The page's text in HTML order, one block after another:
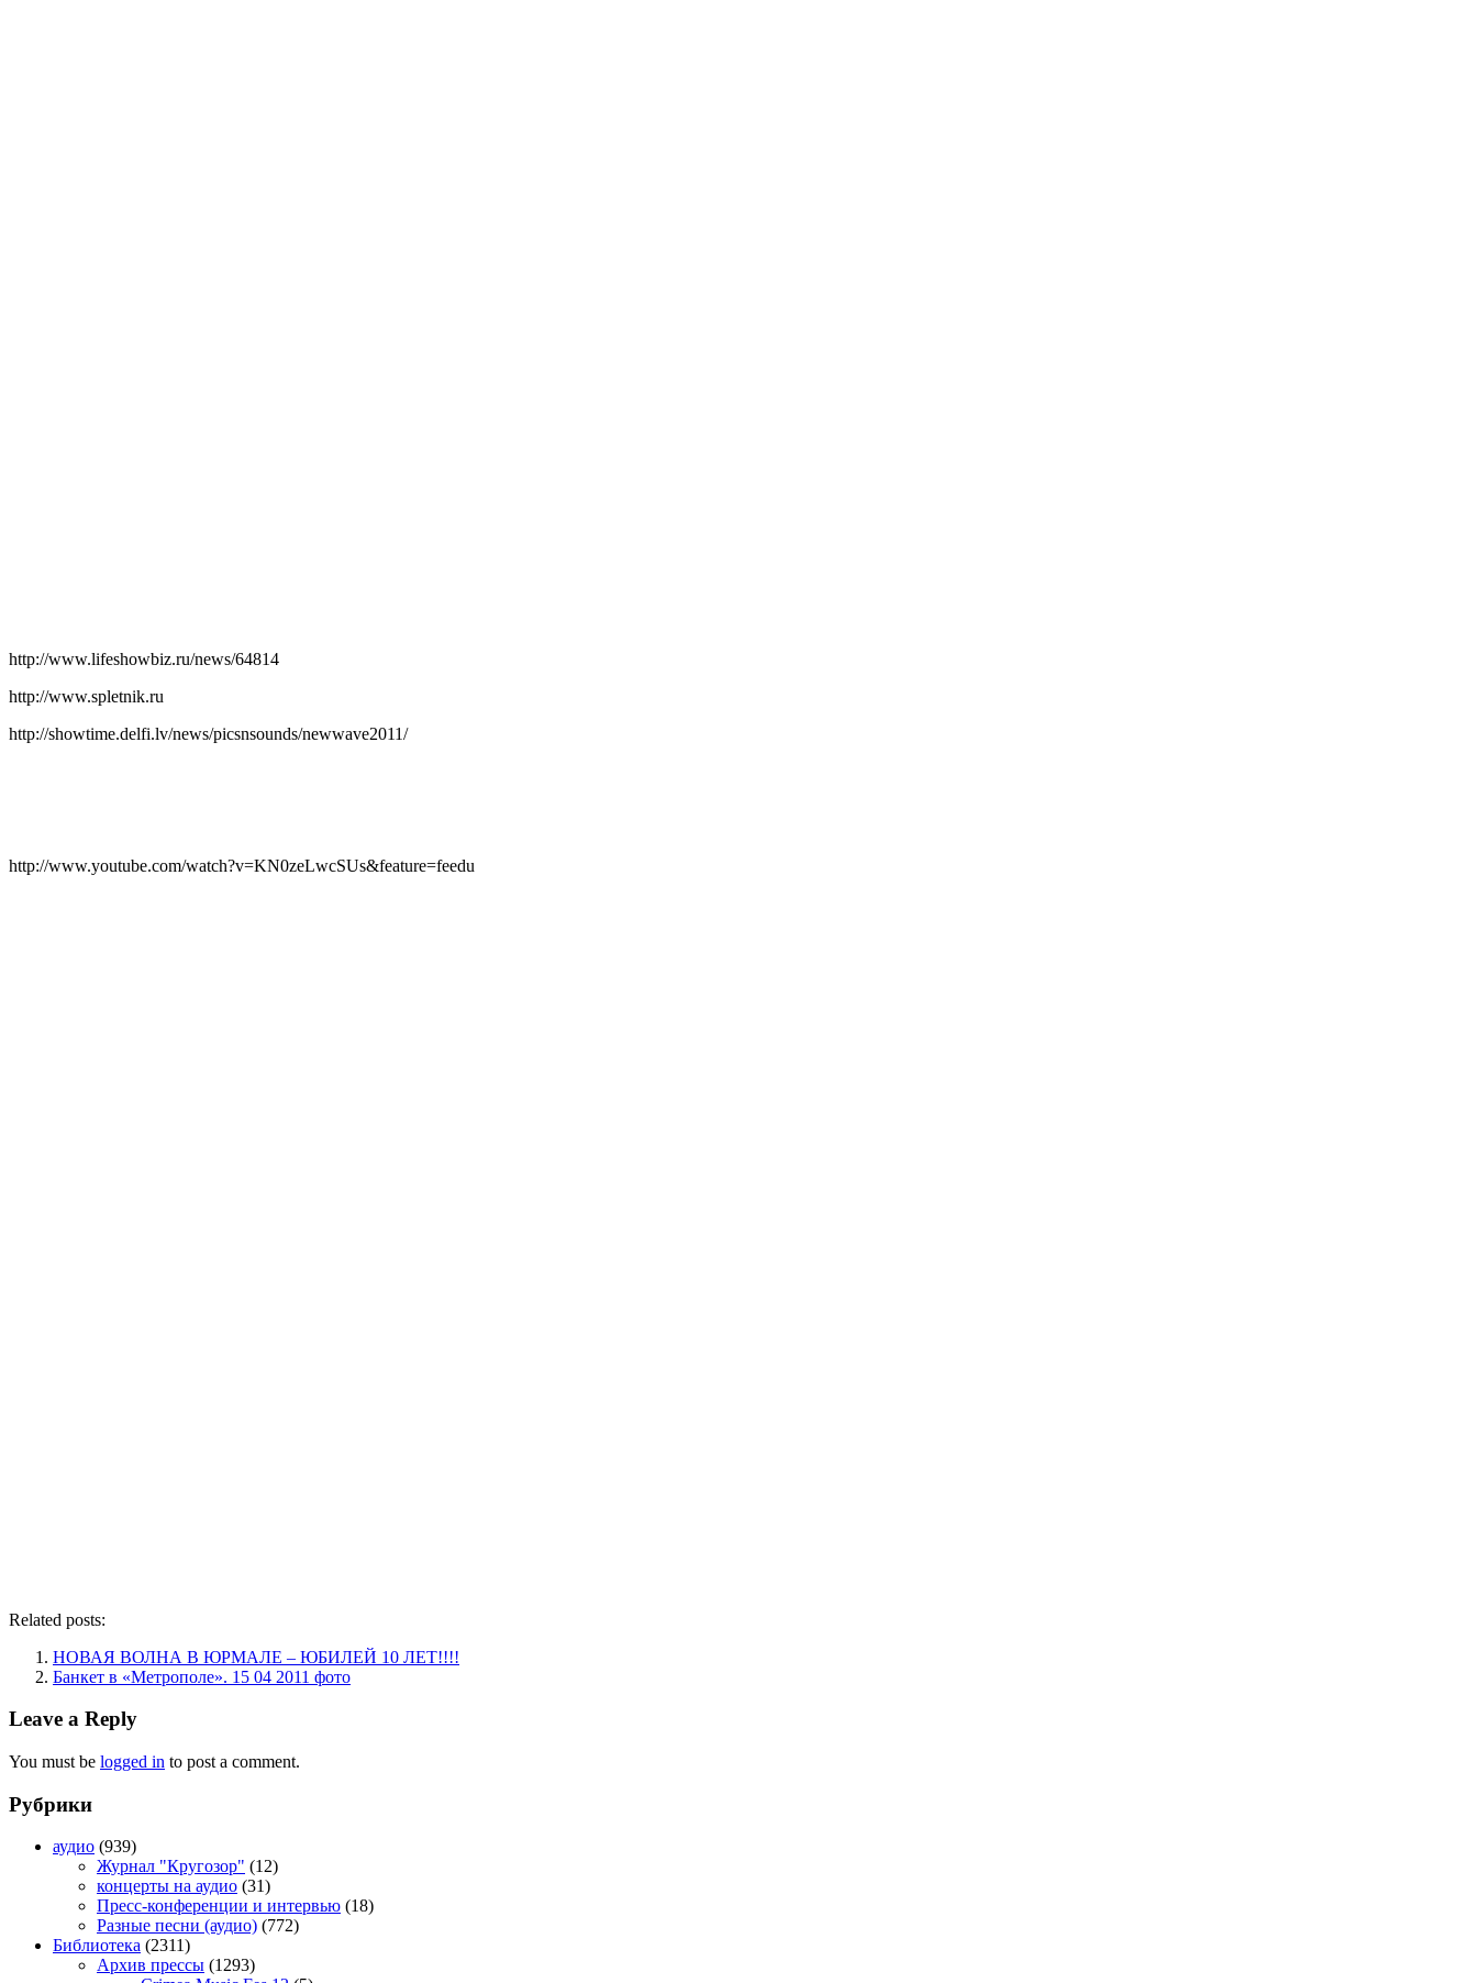
http://www.lifeshowbiz.ru/news/64814
http://www.spletnik.ru
http://showtime.delfi.lv/news/picsnsounds/newwave2011/
http://www.youtube.com/watch?v=KN0zeLwcSUs&feature=feedu
Related posts:
НОВАЯ ВОЛНА В ЮРМАЛЕ – ЮБИЛЕЙ 10 ЛЕТ!!!!
Банкет в «Метрополе». 15 04 2011 фото
Leave a Reply
You must be logged in to post a comment.
Рубрики
аудио (939)
Журнал "Кругозор" (12)
концерты на аудио (31)
Пресс-конференции и интервью (18)
Разные песни (аудио) (772)
Библиотека (2311)
Архив прессы (1293)